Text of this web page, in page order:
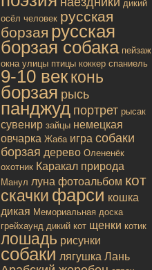
дикий
осёл человек русская
борзая русская
борзая собака пейзаж
окна улицы птицы коккер спаниель
9-10 векконь
борзая рысь
панджуд портрет рысак
сувенир зайцы немецкая
овчарка Жаба игра собаки
борзая дерево Олененёк
охотник Каракал природа
Манул луна фотоальбом кот
скачки фарси кошка
дикая Мемориальная доска
грейхаунд дикий кот щенки котик
лошадь рисунки
собаки лягушка Лань